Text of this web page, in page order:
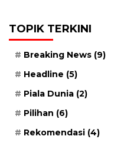
TOPIK TERKINI
Breaking News (9)
Headline (5)
Piala Dunia (2)
Pilihan (6)
Rekomendasi (4)